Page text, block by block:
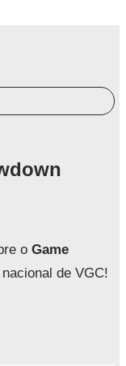
o Game
de VGC!